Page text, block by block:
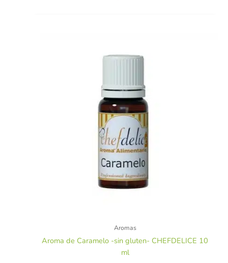
Aromas
Aroma de Caramelo -sin gluten- CHEFDELICE 10
ml